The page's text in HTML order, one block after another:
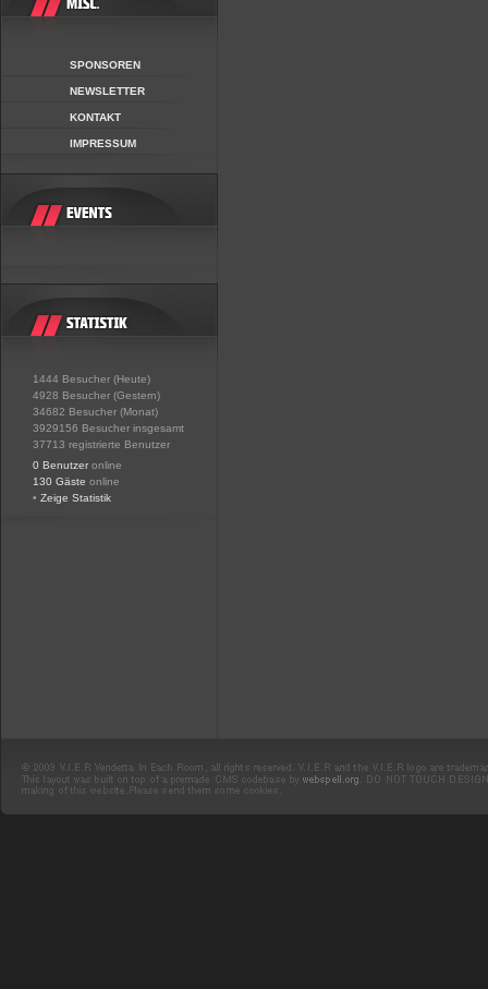
SPONSOREN
NEWSLETTER
KONTAKT
IMPRESSUM
1444 Besucher (Heute)
4928 Besucher (Gestern)
34682 Besucher (Monat)
3929156 Besucher insgesamt
37713 registrierte Benutzer
0 Benutzer online
130 Gäste online
• Zeige Statistik